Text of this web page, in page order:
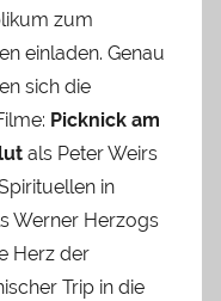
zum
einladen. Genau
sich die
Picknick am
als Peter Weirs
in
Werner Herzogs
Herz der
Trip in die